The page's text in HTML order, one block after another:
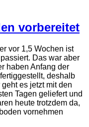
vorbereitet
vor 1,5 Wochen ist
Das war aber
haben Anfang der
deshalb
es jetzt mit den
Tagen geliefert und
heute trotzdem da,
vornehmen